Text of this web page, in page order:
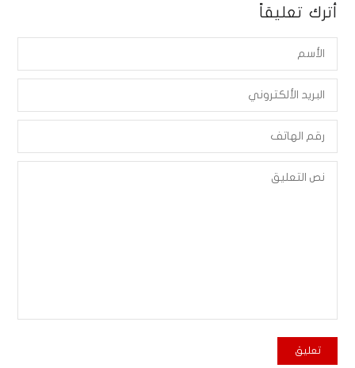
أترك تعليقاً